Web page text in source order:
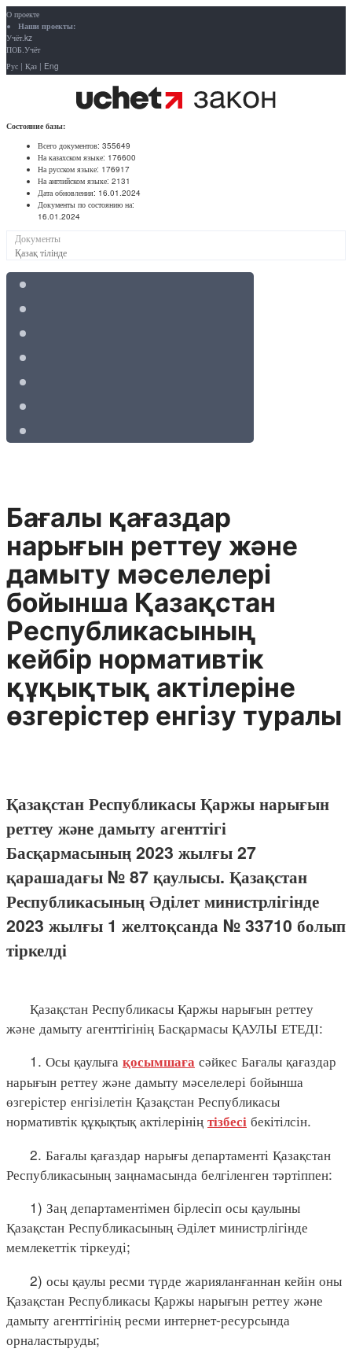
О проекте
Наши проекты:
Учёт.kz
ПОБ.Учёт
Рус | Қаз | Eng
Состояние базы:
Всего документов: 355649
На казахском языке: 176600
На русском языке: 176917
На английском языке: 2131
Дата обновления: 16.01.2024
Документы по состоянию на:
16.01.2024
Документы
Қазақ тілінде
Бағалы қағаздар
нарығын реттеу және
дамыту мәселелері
бойынша Қазақстан
Республикасының
кейбір нормативтік
құқықтық актілеріне
өзгерістер енгізу туралы
Қазақстан Республикасы Қаржы нарығын
реттеу және дамыту агенттігі
Басқармасының 2023 жылғы 27
қарашадағы № 87 қаулысы. Қазақстан
Республикасының Әділет министрлігінде
2023 жылғы 1 желтоқсанда № 33710 болып
тіркелді
Қазақстан Республикасы Қаржы нарығын реттеу
және дамыту агенттігінің Басқармасы ҚАУЛЫ ЕТЕДІ:
1. Осы қаулыға қосымшаға сәйкес Бағалы қағаздар
нарығын реттеу және дамыту мәселелері бойынша
өзгерістер енгізілетін Қазақстан Республикасы
нормативтік құқықтық актілерінің тізбесі бекітілсін.
2. Бағалы қағаздар нарығы департаменті Қазақстан
Республикасының заңнамасында белгіленген тәртіппен:
1) Заң департаментімен бірлесіп осы қаулыны
Қазақстан Республикасының Әділет министрлігінде
мемлекеттік тіркеуді;
2) осы қаулы ресми түрде жарияланғаннан кейін оны
Қазақстан Республикасы Қаржы нарығын реттеу және
дамыту агенттігінің ресми интернет-ресурсында
орналастыруды;